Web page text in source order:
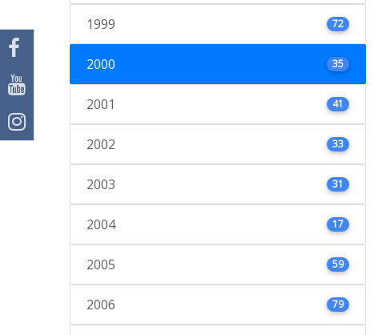
1999 72
2000 35
2001 41
2002 33
2003 31
2004 17
2005 59
2006 79